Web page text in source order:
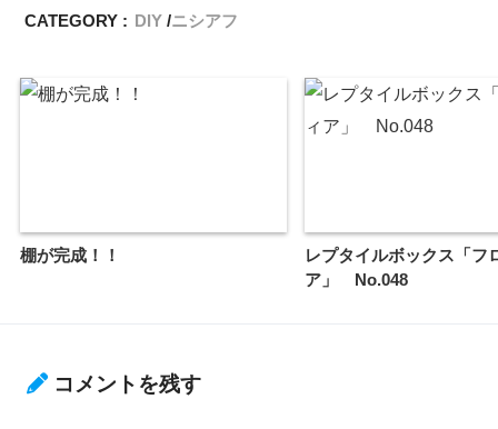
CATEGORY : DIY ニシアフ
棚が完成！！
レプタイルボックス「フ
ア」 No.048
コメントを残す